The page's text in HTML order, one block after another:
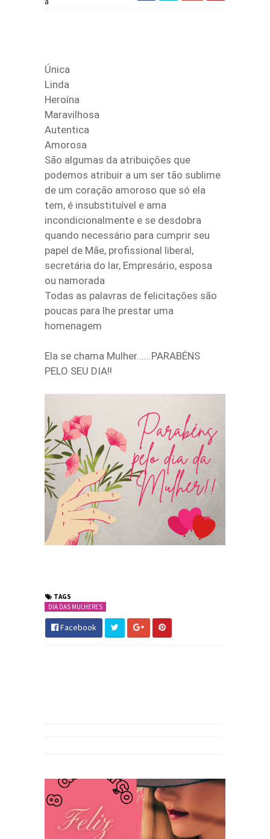
Única
Linda
Heroína
Maravilhosa
Autentica
Amorosa
São algumas da atribuições que
podemos atribuir a um ser tão sublime
de um coração amoroso que só ela
tem, é insubstituível e ama
incondicionalmente e se desdobra
quando necessário para cumprir seu
papel de Mãe, profissional liberal,
secretária do lar, Empresário, esposa
ou namorada
Todas as palavras de felicitações são
poucas para lhe prestar uma
homenagem
Ela se chama Mulher......PARABÉNS
PELO SEU DIA!!
TAGS
DIA DAS MULHERES
Facebook